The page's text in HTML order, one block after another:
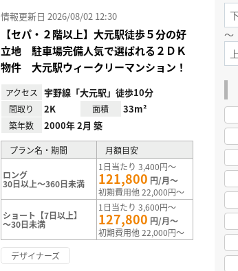
情報更新日 2026/08/02 12:30
【セパ・２階以上】大元駅徒歩５分の好
立地 駐車場完備人気で選ばれる２ＤＫ
物件 大元駅ウィークリーマンション！
アクセス 宇野線「大元駅」徒歩10分
間取り 2K 面積 33m²
築年数 2000年 2月 築
プラン名・期間 月額目安
ロング
30日以上～360日未満
1日当たり 3,400円～
121,800 円/月～
初期費用他 22,000円～
ショート【7日以上】
～30日未満
1日当たり 3,600円～
127,800 円/月～
初期費用他 22,000円～
デザイナーズ
～